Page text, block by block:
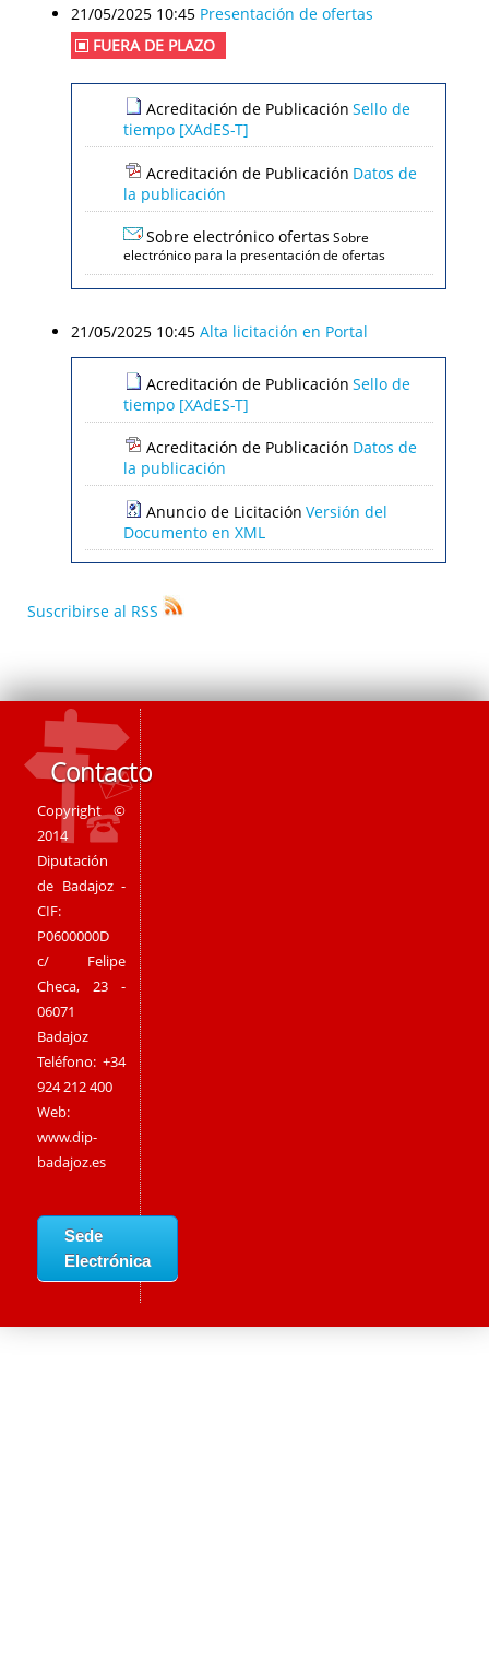
21/05/2025 10:45 Presentación de ofertas
FUERA DE PLAZO
Acreditación de Publicación Sello de
tiempo [XAdES-T]
Acreditación de Publicación Datos de
la publicación
Sobre electrónico ofertas Sobre
electrónico para la presentación de ofertas
21/05/2025 10:45 Alta licitación en Portal
Acreditación de Publicación Sello de
tiempo [XAdES-T]
Acreditación de Publicación Datos de
la publicación
Anuncio de Licitación Versión del
Documento en XML
Suscribirse al RSS
Contacto
Copyright ©
2014
Diputación
de Badajoz -
CIF:
P0600000D
c/ Felipe
Checa, 23 -
06071
Badajoz
Teléfono: +34
924 212 400
Web:
www.dip-
badajoz.es
Sede
Electrónica